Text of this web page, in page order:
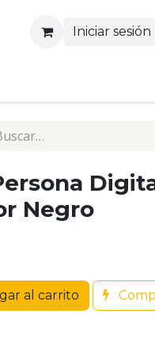
Iniciar sesión
Negro
al carrito